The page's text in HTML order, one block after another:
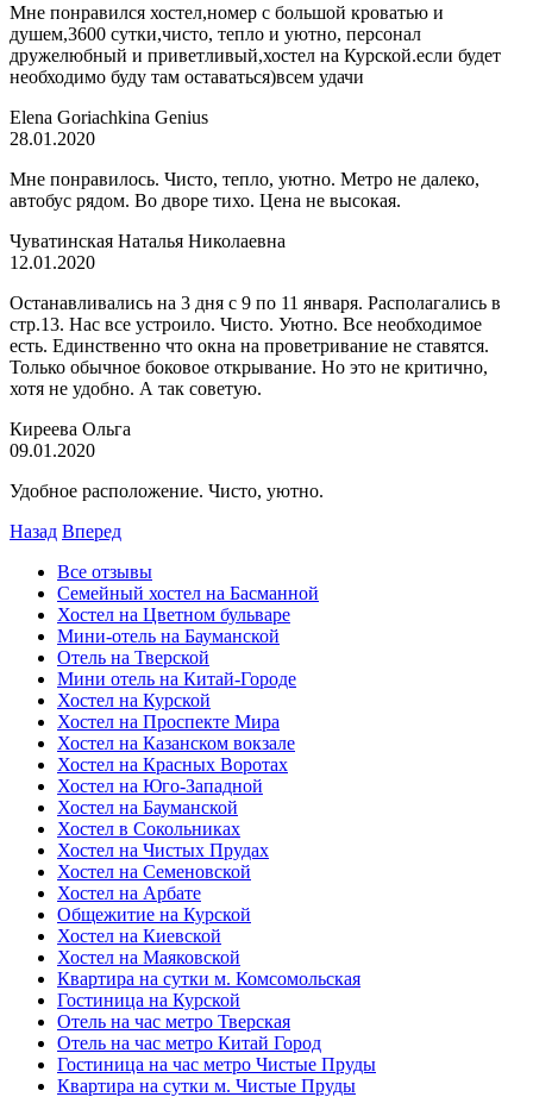
Мне понравился хостел,номер с большой кроватью и
душем,3600 сутки,чисто, тепло и уютно, персонал
дружелюбный и приветливый,хостел на Курской.если будет
необходимо буду там оставаться)всем удачи
Elena Goriachkina Genius
28.01.2020
Мне понравилось. Чисто, тепло, уютно. Метро не далеко,
автобус рядом. Во дворе тихо. Цена не высокая.
Чуватинская Наталья Николаевна
12.01.2020
Останавливались на 3 дня с 9 по 11 января. Располагались в
стр.13. Нас все устроило. Чисто. Уютно. Все необходимое
есть. Единственно что окна на проветривание не ставятся.
Только обычное боковое открывание. Но это не критично,
хотя не удобно. А так советую.
Киреева Ольга
09.01.2020
Удобное расположение. Чисто, уютно.
Назад Вперед
Все отзывы
Семейный хостел на Басманной
Хостел на Цветном бульваре
Мини-отель на Бауманской
Отель на Тверской
Мини отель на Китай-Городе
Хостел на Курской
Хостел на Проспекте Мира
Хостел на Казанском вокзале
Хостел на Красных Воротах
Хостел на Юго-Западной
Хостел на Бауманской
Хостел в Сокольниках
Хостел на Чистых Прудах
Хостел на Семеновской
Хостел на Арбате
Общежитие на Курской
Хостел на Киевской
Хостел на Маяковской
Квартира на сутки м. Комсомольская
Гостиница на Курской
Отель на час метро Тверская
Отель на час метро Китай Город
Гостиница на час метро Чистые Пруды
Квартира на сутки м. Чистые Пруды